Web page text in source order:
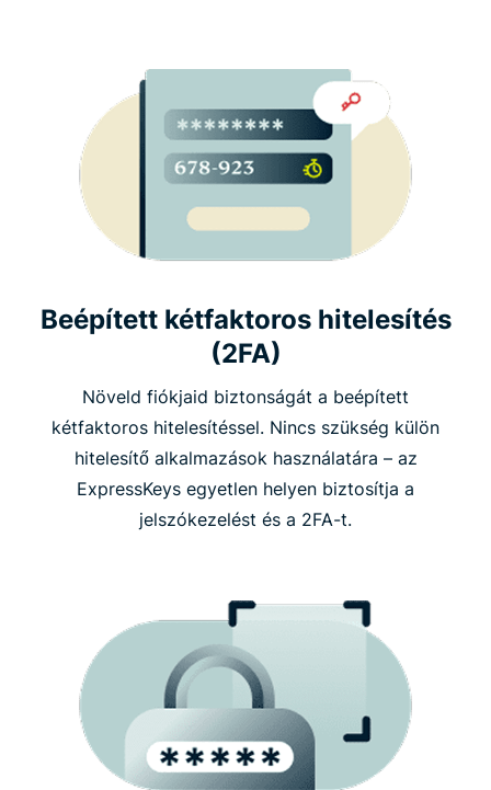
Beépített kétfaktoros hitelesítés
(2FA)
Növeld fiókjaid biztonságát a beépített
kétfaktoros hitelesítéssel. Nincs szükség külön
hitelesítő alkalmazások használatára – az
ExpressKeys egyetlen helyen biztosítja a
jelszókezelést és a 2FA-t.